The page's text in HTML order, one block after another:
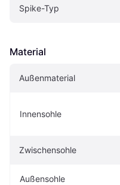
Spike-Typ
Material
Außenmaterial
Innensohle
Zwischensohle
Außensohle